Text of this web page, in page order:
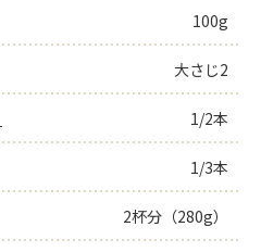
100g
大さじ2
1/2本
1/3本
2杯分（280g）